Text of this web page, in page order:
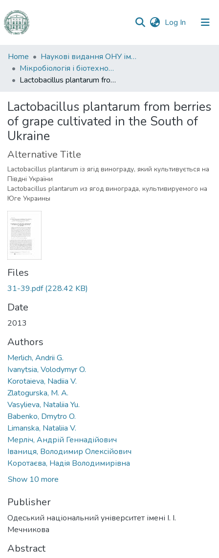
Log In (current)
Communities
&
Collections
Statistics
Home
Наукові видання ОНУ імені І. І. Мечникова
Мікробіологія і біотехнологія
Lactobacillus plantarum from berries of grape cultivated in the South of Ukraine
Lactobacillus plantarum from berries
of grape cultivated in the South of
Ukraine
Alternative Title
Lactobacillus plantarum із ягід винограду, який культивується на
Півдні України
Lactobacillus plantarum из ягод винограда, культивируемого на
Юге Украины
Files
31-39.pdf(228.42 KB)
Date
2013
Authors
Merlich, Andrii G.
Ivanytsia, Volodymyr O.
Korotaieva, Nadiia V.
Zlatogurska, M. A.
Vasylieva, Nataliia Yu.
Babenko, Dmytro O.
Limanska, Nataliia V.
Мерліч, Андрій Геннадійович
Іваниця, Володимир Олексійович
Коротаєва, Надія Володимирівна
Show 10 more
Publisher
Одеський національний університет імені І. І.
Мечникова
Abstract